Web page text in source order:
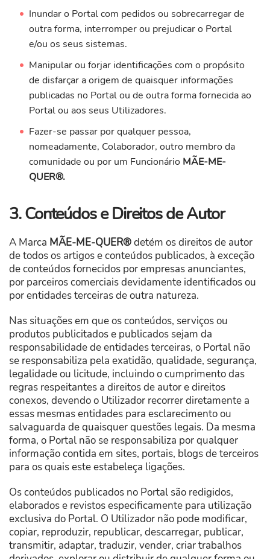
Inundar o Portal com pedidos ou sobrecarregar de
outra forma, interromper ou prejudicar o Portal
e/ou os seus sistemas.
Manipular ou forjar identificações com o propósito
de disfarçar a origem de quaisquer informações
publicadas no Portal ou de outra forma fornecida ao
Portal ou aos seus Utilizadores.
Fazer-se passar por qualquer pessoa,
nomeadamente, Colaborador, outro membro da
comunidade ou por um Funcionário MÃE-ME-
QUER®.
3. Conteúdos e Direitos de Autor
A Marca MÃE-ME-QUER®detém os direitos de autor
de todos os artigos e conteúdos publicados, à exceção
de conteúdos fornecidos por empresas anunciantes,
por parceiros comerciais devidamente identificados ou
por entidades terceiras de outra natureza.
Nas situações em que os conteúdos, serviços ou
produtos publicitados e publicados sejam da
responsabilidade de entidades terceiras, o Portal não
se responsabiliza pela exatidão, qualidade, segurança,
legalidade ou licitude, incluindo o cumprimento das
regras respeitantes a direitos de autor e direitos
conexos, devendo o Utilizador recorrer diretamente a
essas mesmas entidades para esclarecimento ou
salvaguarda de quaisquer questões legais. Da mesma
forma, o Portal não se responsabiliza por qualquer
informação contida em sites, portais, blogs de terceiros
para os quais este estabeleça ligações.
Os conteúdos publicados no Portal são redigidos,
elaborados e revistos especificamente para utilização
exclusiva do Portal. O Utilizador não pode modificar,
copiar, reproduzir, republicar, descarregar, publicar,
transmitir, adaptar, traduzir, vender, criar trabalhos